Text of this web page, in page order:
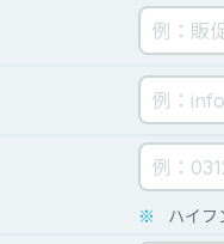
※ ハイフ